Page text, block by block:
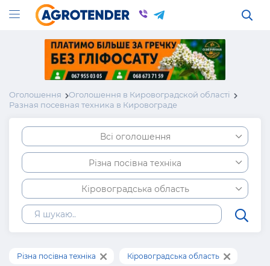
Оголошення
Оголошення в Кировоградской області
Разная посевная техника в Кировограде
Всі оголошення
Різна посівна техніка
Кіровоградська область
Різна посівна техніка Кіровоградська область